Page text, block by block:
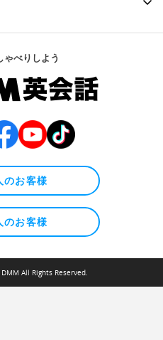
べりしよう
のお客様
のお客様
All Rights Reserved.